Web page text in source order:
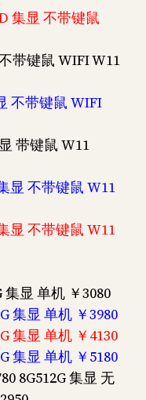
集显 不带键鼠
带键鼠 WIFI W11
不带键鼠 WIFI
带键鼠 W11
显 不带键鼠 W11
显 不带键鼠 W11
集显 单机 ￥3080
集显 单机 ￥3980
集显 单机 ￥4130
集显 单机 ￥5180
8G512G 集显 无